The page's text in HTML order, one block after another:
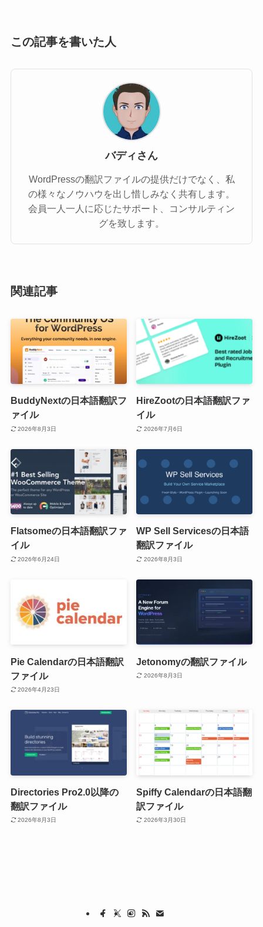
この記事を書いた人
バディさん
WordPressの翻訳ファイルの提供だけでなく、私
の様々なノウハウを出し惜しみなく共有します。
会員一人一人に応じたサポート、コンサルティン
グを致します。
関連記事
BuddyNextの日本語翻訳フ
ァイル
2026年8月3日
HireZootの日本語翻訳ファ
イル
2026年7月6日
Flatsomeの日本語翻訳ファ
イル
2026年6月24日
WP Sell Servicesの日本語
翻訳ファイル
2026年8月3日
Pie Calendarの日本語翻訳
ファイル
2026年4月23日
Jetonomyの翻訳ファイル
2026年8月3日
Directories Pro2.0以降の
翻訳ファイル
2026年8月3日
Spiffy Calendarの日本語翻
訳ファイル
2026年3月30日